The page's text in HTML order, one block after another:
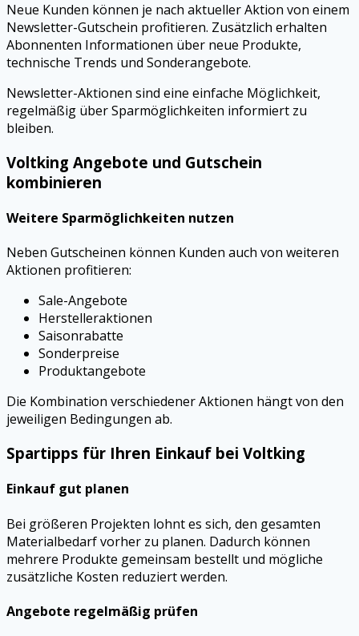
Neue Kunden können je nach aktueller Aktion von einem
Newsletter-Gutschein profitieren. Zusätzlich erhalten
Abonnenten Informationen über neue Produkte,
technische Trends und Sonderangebote.
Newsletter-Aktionen sind eine einfache Möglichkeit,
regelmäßig über Sparmöglichkeiten informiert zu
bleiben.
Voltking Angebote und Gutschein
kombinieren
Weitere Sparmöglichkeiten nutzen
Neben Gutscheinen können Kunden auch von weiteren
Aktionen profitieren:
Sale-Angebote
Herstelleraktionen
Saisonrabatte
Sonderpreise
Produktangebote
Die Kombination verschiedener Aktionen hängt von den
jeweiligen Bedingungen ab.
Spartipps für Ihren Einkauf bei Voltking
Einkauf gut planen
Bei größeren Projekten lohnt es sich, den gesamten
Materialbedarf vorher zu planen. Dadurch können
mehrere Produkte gemeinsam bestellt und mögliche
zusätzliche Kosten reduziert werden.
Angebote regelmäßig prüfen